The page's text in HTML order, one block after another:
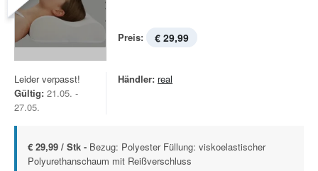
Preis: € 29,99
Leider verpasst!
Gültig: 21.05. -
27.05.
Händler: real
€ 29,99 / Stk - Bezug: Polyester Füllung: viskoelastischer
Polyurethanschaum mit Reißverschluss